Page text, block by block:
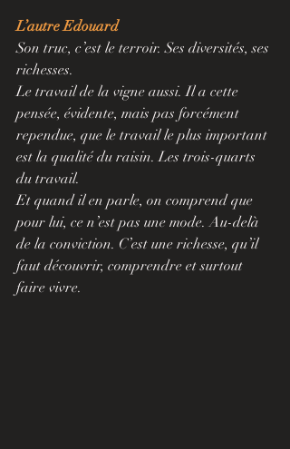
L’autre Edouard
Son truc, c’est le terroir. Ses diversités, ses
richesses.
Le travail de la vigne aussi. Il a cette
pensée, évidente, mais pas forcément
rependue, que le travail le plus important
est la qualité du raisin. Les trois-quarts
du travail.
Et quand il en parle, on comprend que
pour lui, ce n’est pas une mode. Au-delà
de la conviction. C’est une richesse, qu’il
faut découvrir, comprendre et surtout
faire vivre.